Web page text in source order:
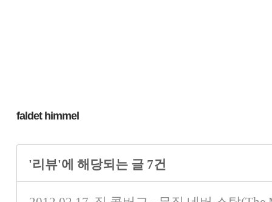
faldet himmel
'리뷰'에 해당되는 글 7건